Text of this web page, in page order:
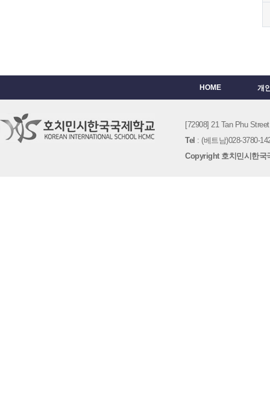
HOME 개
[72908] 21 Tan Phu
Tel : (베트남)028-3780-
Copyright 호치민시한국